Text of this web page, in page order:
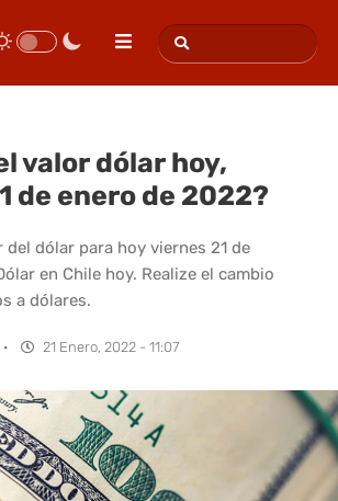
valor dólar hoy,
de enero de 2022?
del dólar para hoy viernes 21 de
en Chile hoy. Realize el cambio
a dólares.
· 21 Enero, 2022 - 11:07